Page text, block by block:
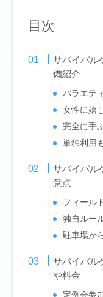
目次
サバイバル
備紹介
バラエテ
女性に嬉
完全に手
単独利用
サバイバル
意点
フィール
独自ルー
駐車場か
サバイバル
や料金
定例会参